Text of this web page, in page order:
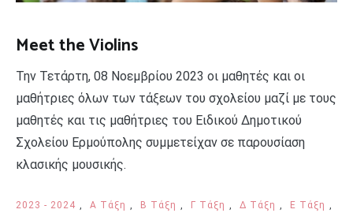
Meet the Violins
Την Τετάρτη, 08 Νοεμβρίου 2023 οι μαθητές και οι
μαθήτριες όλων των τάξεων του σχολείου μαζί με τους
μαθητές και τις μαθήτριες του Ειδικού Δημοτικού
Σχολείου Ερμούπολης συμμετείχαν σε παρουσίαση
κλασικής μουσικής.
2023 - 2024 , Α Τάξη , Β Τάξη , Γ Τάξη , Δ Τάξη , Ε Τάξη ,